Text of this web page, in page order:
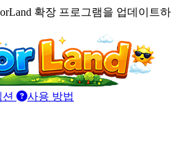
확장 프로그램을 업데이트하
사용 방법